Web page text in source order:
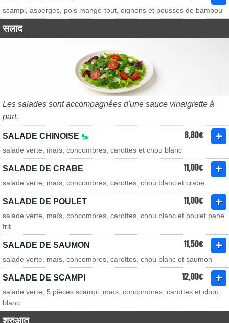
scampi, asperges, pois mange-tout, oignons et pousses de bambou
सलाद
Les salades sont accompagnées d'une sauce vinaigrette à
part.
SALADE CHINOISE 8,80€
salade verte, maïs, concombres, carottes et chou blanc
SALADE DE CRABE 11,00€
salade verte, maïs, concombres, carottes, chou blanc et crabe
SALADE DE POULET 11,00€
salade verte, maïs, concombres, carottes, chou blanc et poulet pané
frit
SALADE DE SAUMON 11,50€
salade verte, maïs, concombres, carottes, chou blanc et saumon
SALADE DE SCAMPI 12,00€
salade verte, 5 pièces scampi, maïs, concombres, carottes et chou
blanc
शुरुआत